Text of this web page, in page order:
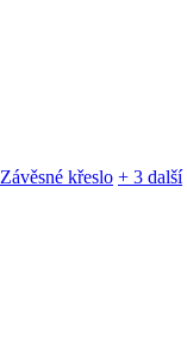
Závěsné křeslo + 3 další